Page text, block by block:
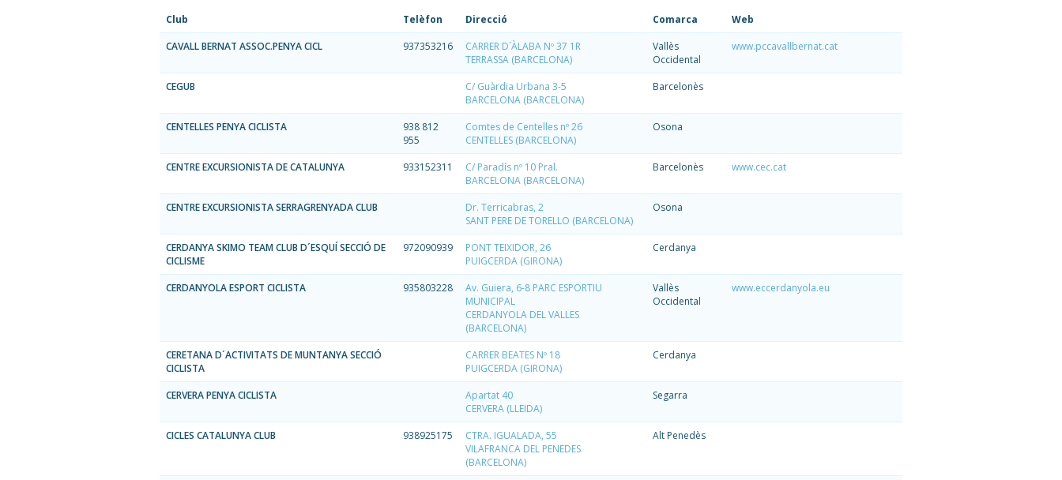
Club Telèfon Direcció Comarca
Web
CAVALL BERNAT ASSOC.PENYA CICL
937353216
CARRER D´ÀLABA Nº 37 1R
TERRASSA (BARCELONA)
Vallès
Occidental
www.pccavallbernat.cat
CEGUB
C/ Guàrdia Urbana 3-5
BARCELONA (BARCELONA)
Barcelonès
CENTELLES PENYA CICLISTA
938 812
955
Comtes de Centelles nº 26
CENTELLES (BARCELONA)
Osona
CENTRE EXCURSIONISTA DE CATALUNYA 933152311
C/ Paradís nº 10 Pral.
BARCELONA (BARCELONA)
Barcelonès www.cec.cat
CENTRE EXCURSIONISTA SERRAGRENYADA CLUB
Dr. Terricabras, 2
SANT PERE DE TORELLO (BARCELONA)
Osona
CERDANYA SKIMO TEAM CLUB D´ESQUÍ SECCIÓ DE
CICLISME
972090939
PONT TEIXIDOR, 26
PUIGCERDA (GIRONA)
Cerdanya
CERDANYOLA ESPORT CICLISTA 935803228
Av. Guiera, 6-8 PARC ESPORTIU
MUNICIPAL
CERDANYOLA DEL VALLES
(BARCELONA)
Vallès
Occidental
www.eccerdanyola.eu
CERETANA D´ACTIVITATS DE MUNTANYA SECCIÓ
CICLISTA
CARRER BEATES Nº 18
PUIGCERDA (GIRONA)
Cerdanya
CERVERA PENYA CICLISTA
Apartat 40
CERVERA (LLEIDA)
Segarra
CICLES CATALUNYA CLUB 938925175
CTRA. IGUALADA, 55
VILAFRANCA DEL PENEDES
(BARCELONA)
Alt Penedès